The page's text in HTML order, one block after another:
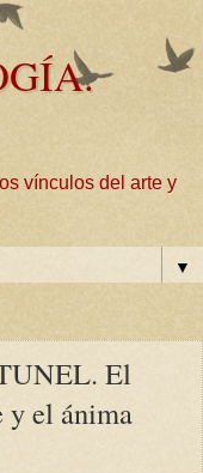
vínculos del arte y
▼
El
y el ánima